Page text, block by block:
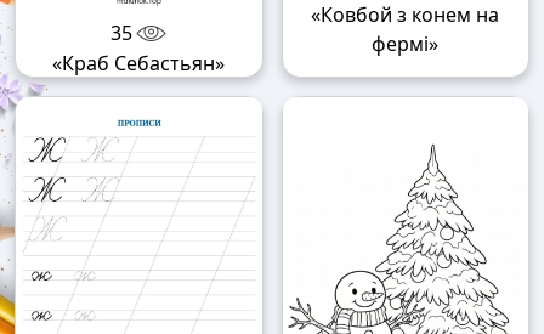
35
«Краб Себастьян»
«Ковбой з конем на
фермі»